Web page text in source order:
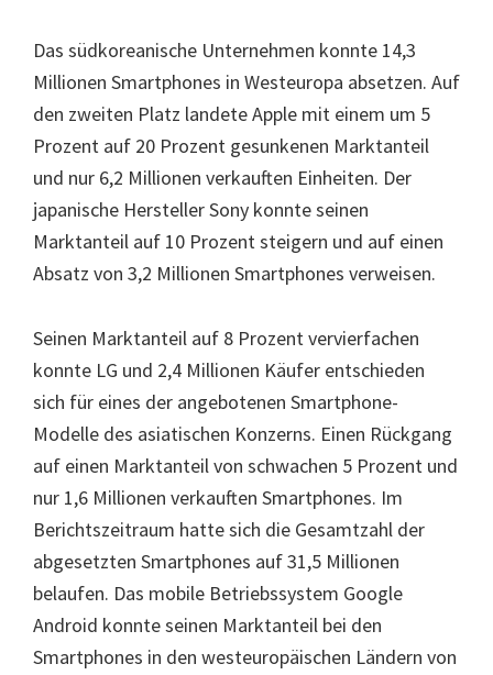
Das südkoreanische Unternehmen konnte 14,3
Millionen Smartphones in Westeuropa absetzen. Auf
den zweiten Platz landete Apple mit einem um 5
Prozent auf 20 Prozent gesunkenen Marktanteil
und nur 6,2 Millionen verkauften Einheiten. Der
japanische Hersteller Sony konnte seinen
Marktanteil auf 10 Prozent steigern und auf einen
Absatz von 3,2 Millionen Smartphones verweisen.
Seinen Marktanteil auf 8 Prozent vervierfachen
konnte LG und 2,4 Millionen Käufer entschieden
sich für eines der angebotenen Smartphone-
Modelle des asiatischen Konzerns. Einen Rückgang
auf einen Marktanteil von schwachen 5 Prozent und
nur 1,6 Millionen verkauften Smartphones. Im
Berichtszeitraum hatte sich die Gesamtzahl der
abgesetzten Smartphones auf 31,5 Millionen
belaufen. Das mobile Betriebssystem Google
Android konnte seinen Marktanteil bei den
Smartphones in den westeuropäischen Ländern von